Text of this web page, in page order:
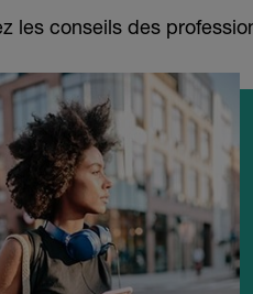
les conseils des